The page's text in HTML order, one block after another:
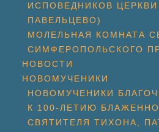
ИСПОВЕДНИКОВ
ПАВЕЛЬЦЕВО)
МОЛЕЛЬНАЯ КОМНАТА
СИМФЕРОПОЛЬСКОГО
НОВОСТИ
НОВОМУЧЕНИКИ
НОВОМУЧЕНИКИ
К 100-ЛЕТИЮ
СВЯТИТЕЛЯ ТИХОНА,